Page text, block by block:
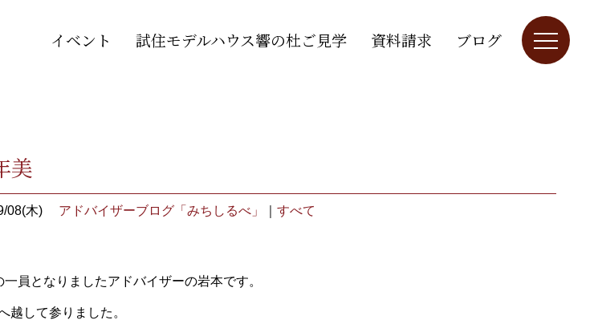
イベント 試住モデルハウス響の杜ご見学 資料請求 ブログ
美
08(木) アドバイザーブログ「みちしるべ」 すべて
員となりましたアドバイザーの岩本です。
越して参りました。